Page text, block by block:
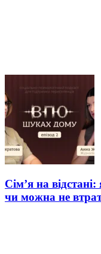
Сім’я на
чи можна не